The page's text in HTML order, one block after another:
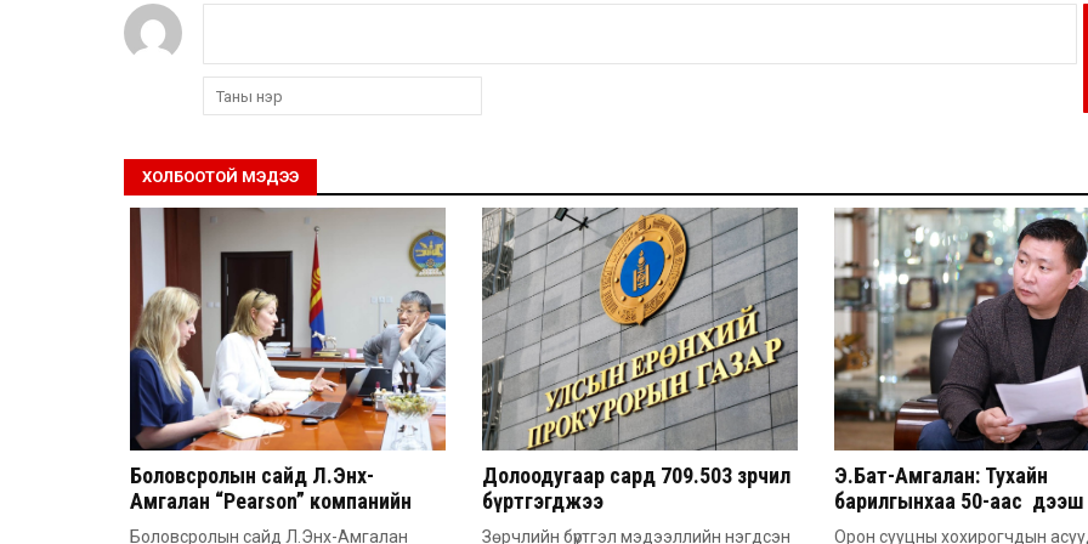
ХОЛБООТОЙ МЭДЭЭ
Боловсролын сайд Л.Энх-
Амгалан “Pearson” компанийн
удирдлагатай уулзлаа
Боловсролын сайд Л.Энх-Амгалан
Долоодугаар сард 709.503 зөрчил
бүртгэгджээ
Зөрчлийн бүртгэл мэдээллийн нэгдсэн
Э.Бат-Амгалан: Тухайн
барилгынхаа 50-аас дээш
барьсан тохиолдолд
Орон сууцны хохирогчдын